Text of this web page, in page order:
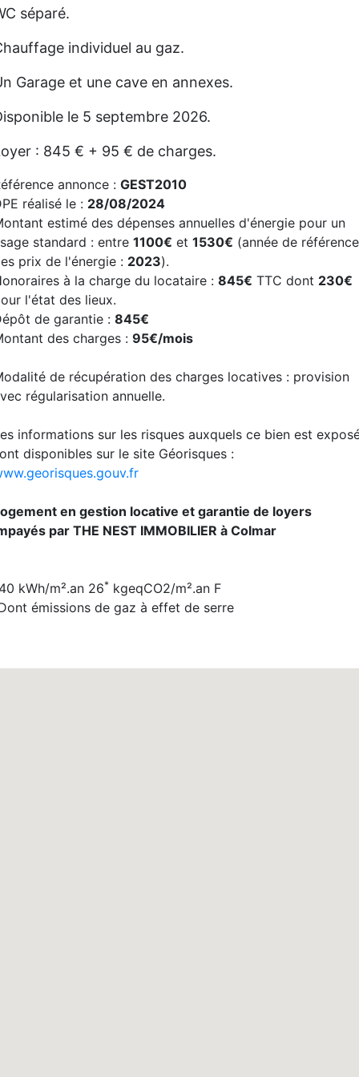
séparé.
individuel au gaz.
Garage et une cave en annexes.
le 5 septembre 2026.
: 845 € + 95 € de charges.
annonce :GEST2010
réalisé le : 28/08/2024
estimé des dépenses annuelles d'énergie pour un
standard : entre1100€ et1530€ (année de référence
prix de l'énergie : 2023).
à la charge du locataire :845€ TTC dont 230€
l'état des lieux.
de garantie :845€
des charges :95€/mois
de récupération des charges locatives : provision
régularisation annuelle.
informations sur les risques auxquels ce bien est
disponibles sur le site Géorisques :
en gestion locative et garantie de loyers
par THE NEST IMMOBILIER à Colmar
kWh/m².an 26* kgeqCO2/m².an F
émissions de gaz à effet de serre